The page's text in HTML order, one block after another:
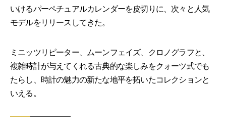
いけるパーペチュアルカレンダーを皮切りに、次々と人気
モデルをリリースしてきた。
ミニッツリピーター、ムーンフェイズ、クロノグラフと、
複雑時計が与えてくれる古典的な楽しみをクォーツ式でも
たらし、時計の魅力の新たな地平を拓いたコレクションと
いえる。